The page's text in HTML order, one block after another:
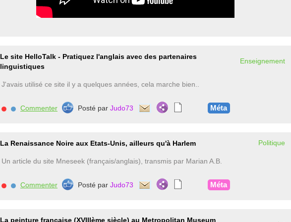
Le site HelloTalk - Pratiquez l'anglais avec des partenaires
linguistiques
Enseignement
J'avais utilisé ce site il y a quelques années, cela marche bien..
Commenter Posté par Judo73 Méta
La Renaissance Noire aux Etats-Unis, ailleurs qu'à Harlem Politique
Un article du site Mneseek (français/anglais), transmis par Marian A.B.
Commenter Posté par Judo73 Méta
La peinture française (XVIIIème siècle) au Metropolitan Museum